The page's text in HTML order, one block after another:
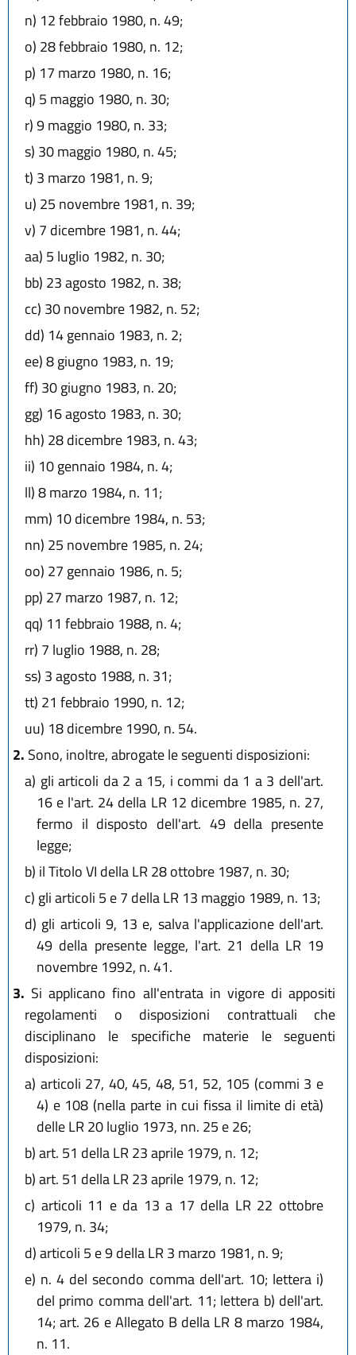
n) 12 febbraio 1980, n. 49;
o) 28 febbraio 1980, n. 12;
p) 17 marzo 1980, n. 16;
q) 5 maggio 1980, n. 30;
r)9 maggio 1980, n. 33;
s) 30 maggio 1980, n. 45;
t) 3 marzo 1981, n. 9;
u) 25 novembre 1981, n. 39;
v) 7 dicembre 1981, n. 44;
aa) 5 luglio 1982, n. 30;
bb) 23 agosto 1982, n. 38;
cc) 30 novembre 1982, n. 52;
dd) 14 gennaio 1983, n. 2;
ee)8 giugno 1983, n. 19;
ff) 30 giugno 1983, n. 20;
gg) 16 agosto 1983, n. 30;
hh) 28 dicembre 1983, n. 43;
ii) 10 gennaio 1984, n. 4;
ll)8 marzo 1984, n. 11;
mm) 10 dicembre 1984, n. 53;
nn) 25 novembre 1985, n. 24;
oo) 27 gennaio 1986, n. 5;
pp) 27 marzo 1987, n. 12;
qq) 11 febbraio 1988, n. 4;
rr) 7 luglio 1988, n. 28;
ss) 3 agosto 1988, n. 31;
tt) 21 febbraio 1990, n. 12;
uu) 18 dicembre 1990, n. 54.
2. Sono, inoltre, abrogate le seguenti disposizioni:
a) gli articoli da 2 a 15, i commi da 1 a 3 dell'art.
16 e l'art. 24 della LR 12 dicembre 1985, n. 27,
fermo il disposto dell'art. 49 della presente
legge;
b) il Titolo VI della LR 28 ottobre 1987, n. 30;
c) gli articoli 5 e 7 della LR 13 maggio 1989, n. 13;
d) gli articoli 9, 13 e, salva l'applicazione dell'art.
49 della presente legge, l'art. 21 della LR 19
novembre 1992, n. 41.
3. Si applicano fino all'entrata in vigore di appositi
regolamenti o disposizioni contrattuali che
disciplinano le specifiche materie le seguenti
disposizioni:
a) articoli 27, 40, 45, 48, 51, 52, 105 (commi 3 e
4) e 108 (nella parte in cui fissa il limite di età)
delle LR 20 luglio 1973, nn. 25 e 26;
b)art. 51 della LR 23 aprile 1979, n. 12;
b)art. 51 della LR 23 aprile 1979, n. 12;
c) articoli 11 e da 13 a 17 della LR 22 ottobre
1979, n. 34;
d)articoli 5 e 9 della LR 3 marzo 1981, n. 9;
e) n. 4 del secondo comma dell'art. 10; lettera i)
del primo comma dell'art. 11; lettera b) dell'art.
14; art. 26 e Allegato B della LR 8 marzo 1984,
n. 11.